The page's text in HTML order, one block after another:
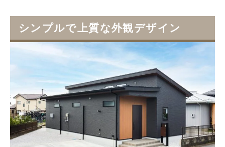
シンプルで上質な外観デザイン